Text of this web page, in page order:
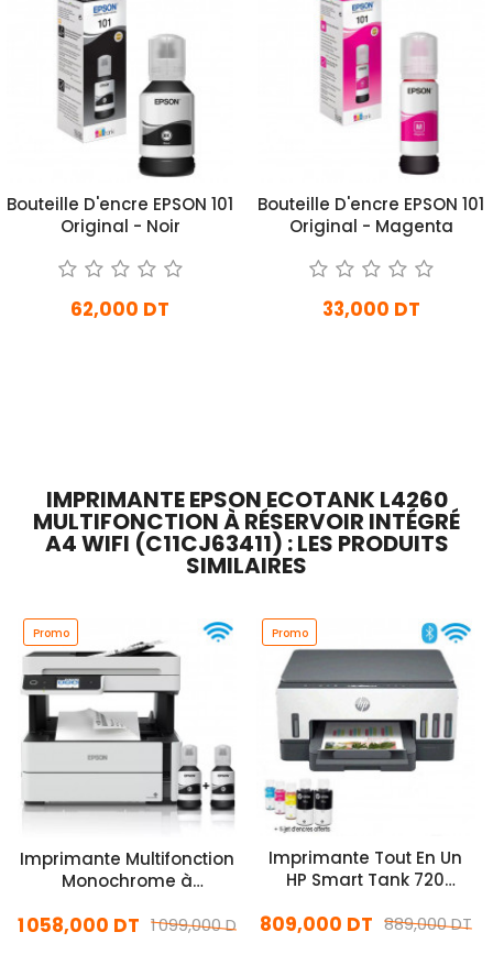
Bouteille D'encre EPSON 101
Original - Noir
62,000 DT
Bouteille D'encre EPSON 101
Original - Magenta
33,000 DT
IMPRIMANTE EPSON ECOTANK L4260
MULTIFONCTION À RÉSERVOIR INTÉGRÉ
A4 WIFI (C11CJ63411) : LES PRODUITS
SIMILAIRES
Promo
Imprimante Multifonction
Monochrome à
EcoTank M3170 Blanc
1 099,000 DT
1 058,000 DT
Promo
Imprimante Tout En Un
HP Smart Tank 720
889,000 DT
809,000 DT